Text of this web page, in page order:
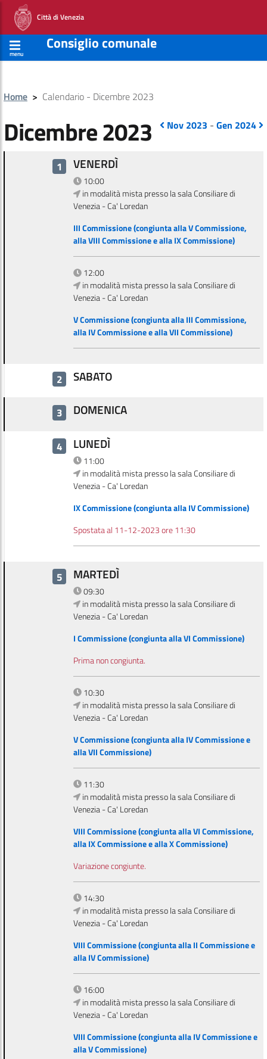
Città di Venezia
menu
Consiglio comunale
Home > Calendario - Dicembre 2023
Dicembre 2023 Nov 2023 - Gen 2024
1 VENERDÌ
10:00
in modalità mista presso la sala Consiliare di
Venezia - Ca' Loredan
III Commissione (congiunta alla V Commissione,
alla VIII Commissione e alla IX Commissione)
12:00
in modalità mista presso la sala Consiliare di
Venezia - Ca' Loredan
V Commissione (congiunta alla III Commissione,
alla IV Commissione e alla VII Commissione)
2 SABATO
3 DOMENICA
4 LUNEDÌ
11:00
in modalità mista presso la sala Consiliare di
Venezia - Ca' Loredan
IX Commissione (congiunta alla IV Commissione)
Spostata al 11-12-2023 ore 11:30
5 MARTEDÌ
09:30
in modalità mista presso la sala Consiliare di
Venezia - Ca' Loredan
I Commissione (congiunta alla VI Commissione)
Prima non congiunta.
10:30
in modalità mista presso la sala Consiliare di
Venezia - Ca' Loredan
V Commissione (congiunta alla IV Commissione e
alla VII Commissione)
11:30
in modalità mista presso la sala Consiliare di
Venezia - Ca' Loredan
VIII Commissione (congiunta alla VI Commissione,
alla IX Commissione e alla X Commissione)
Variazione congiunte.
14:30
in modalità mista presso la sala Consiliare di
Venezia - Ca' Loredan
VIII Commissione (congiunta alla II Commissione e
alla IV Commissione)
16:00
in modalità mista presso la sala Consiliare di
Venezia - Ca' Loredan
VIII Commissione (congiunta alla IV Commissione e
alla V Commissione)